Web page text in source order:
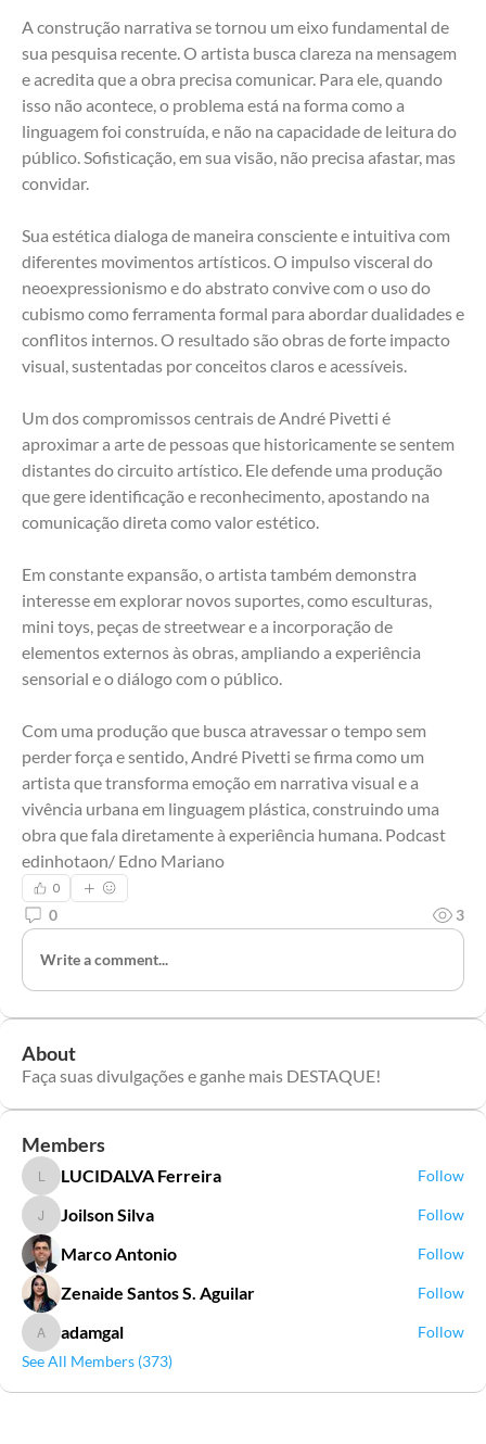
A construção narrativa se tornou um eixo fundamental de
sua pesquisa recente. O artista busca clareza na mensagem
e acredita que a obra precisa comunicar. Para ele, quando
isso não acontece, o problema está na forma como a
linguagem foi construída, e não na capacidade de leitura do
público. Sofisticação, em sua visão, não precisa afastar, mas
convidar.
Sua estética dialoga de maneira consciente e intuitiva com
diferentes movimentos artísticos. O impulso visceral do
neoexpressionismo e do abstrato convive com o uso do
cubismo como ferramenta formal para abordar dualidades e
conflitos internos. O resultado são obras de forte impacto
visual, sustentadas por conceitos claros e acessíveis.
Um dos compromissos centrais de André Pivetti é
aproximar a arte de pessoas que historicamente se sentem
distantes do circuito artístico. Ele defende uma produção
que gere identificação e reconhecimento, apostando na
comunicação direta como valor estético.
Em constante expansão, o artista também demonstra
interesse em explorar novos suportes, como esculturas,
mini toys, peças de streetwear e a incorporação de
elementos externos às obras, ampliando a experiência
sensorial e o diálogo com o público.
Com uma produção que busca atravessar o tempo sem
perder força e sentido, André Pivetti se firma como um
artista que transforma emoção em narrativa visual e a
vivência urbana em linguagem plástica, construindo uma
obra que fala diretamente à experiência humana. Podcast
edinhotaon/ Edno Mariano
0
0 3
Write a comment...
About
Faça suas divulgações e ganhe mais DESTAQUE!
Members
LUCIDALVA Ferreira
LUCIDALVA Ferreira Follow
Joilson Silva
Joilson Silva Follow
Marco Antonio Follow
Zenaide Santos S. Aguilar Follow
adamgal
adamgal
Follow
See All Members (373)